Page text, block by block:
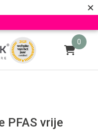
×
0
PFAS vrije